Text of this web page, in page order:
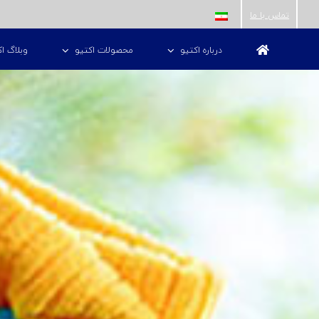
کردن
تماس با ما
درباره اکتیو محصولات اکتیو وبلاگ